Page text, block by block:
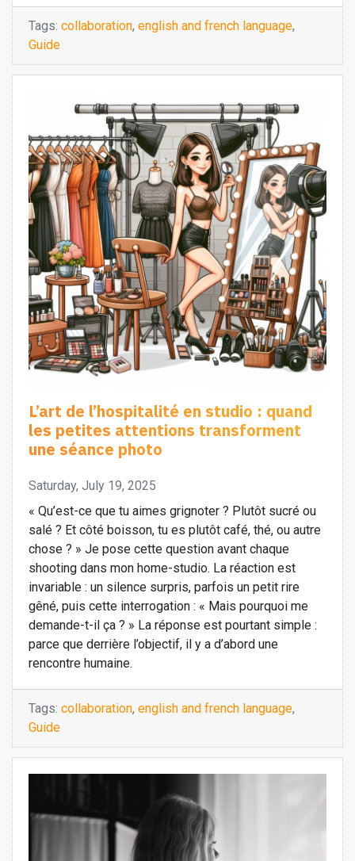
Tags: collaboration, english and french language,
Guide
L’art de l’hospitalité en studio : quand
les petites attentions transforment
une séance photo
Saturday, July 19, 2025
« Qu’est-ce que tu aimes grignoter ? Plutôt sucré ou
salé ? Et côté boisson, tu es plutôt café, thé, ou autre
chose ? » Je pose cette question avant chaque
shooting dans mon home-studio. La réaction est
invariable : un silence surpris, parfois un petit rire
gêné, puis cette interrogation : « Mais pourquoi me
demande-t-il ça ? » La réponse est pourtant simple :
parce que derrière l’objectif, il y a d’abord une
rencontre humaine.
Tags: collaboration, english and french language,
Guide